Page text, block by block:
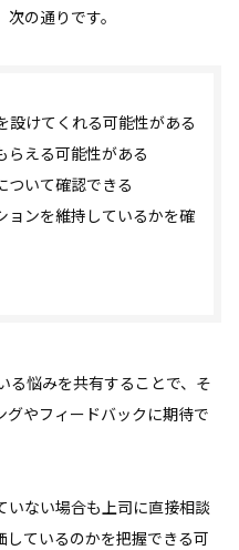
の通りです。
設けてくれる可能性がある
らえる可能性がある
ついて確認できる
ョンを維持しているかを確
悩みを共有することで、そ
やフィードバックに期待で
いない場合も上司に直接相談
ているのかを把握できる可